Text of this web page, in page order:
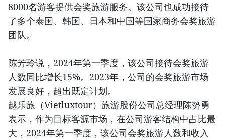
8000名游客提供会奖旅游服务。该公司也成功接待
了多个泰国、韩国、日本和中国等国家商务会奖旅游
团队。
陈芳玲说，2024年第一季度，该公司接待会奖旅游
人数同比增长15%。2023年，公司的会奖旅游市场
发展良好，超出既定计划。
越乐旅（Vietluxtour）旅游股份公司总经理陈势勇
表示，作为目标客源市场，在公司游客结构中占比最
大，2024年第一季度，该公司会奖旅游人数和收入